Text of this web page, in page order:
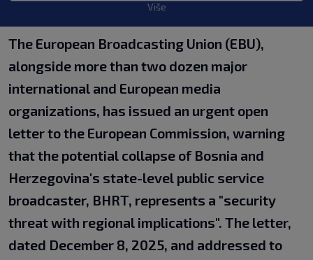
Više
The European Broadcasting Union (EBU),
alongside more than two dozen major
international and European media
organizations, has issued an urgent open
letter to the European Commission, warning
that the potential collapse of Bosnia and
Herzegovina's state-level public service
broadcaster, BHRT, represents a "security
threat with regional implications". The letter,
dated December 8, 2025, and addressed to